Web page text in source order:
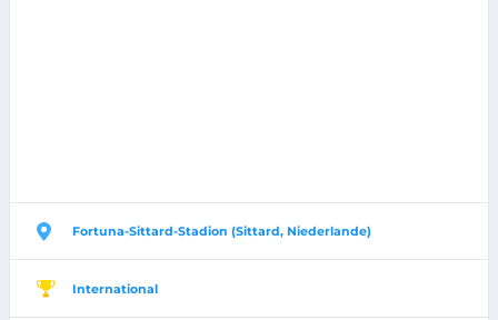
Fortuna-Sittard-Stadion (Sittard, Niederlande)
International